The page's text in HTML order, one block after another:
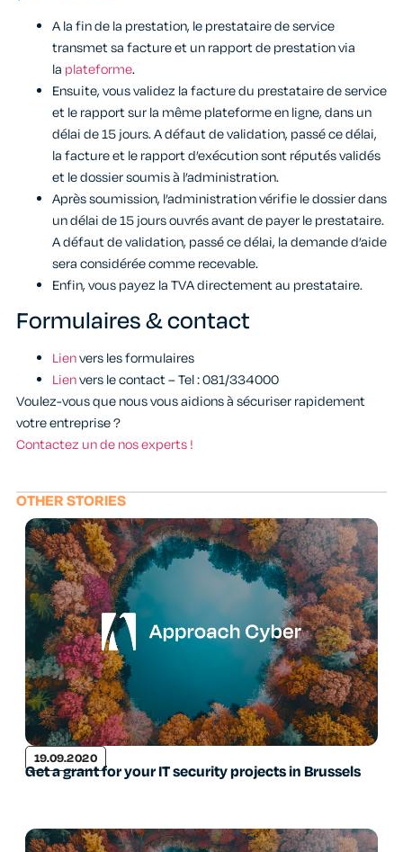
A la fin de la prestation, le prestataire de service
transmet sa facture et un rapport de prestation via
la plateforme.
Ensuite, vous validez la facture du prestataire de service
et le rapport sur la même plateforme en ligne, dans un
délai de 15 jours. A défaut de validation, passé ce délai,
la facture et le rapport d’exécution sont réputés validés
et le dossier soumis à l’administration.
Après soumission, l’administration vérifie le dossier dans
un délai de 15 jours ouvrés avant de payer le prestataire.
A défaut de validation, passé ce délai, la demande d’aide
sera considérée comme recevable.
Enfin, vous payez la TVA directement au prestataire.
Formulaires & contact
Lienvers les formulaires
Lienvers le contact – Tel : 081/334000
Voulez-vous que nous vous aidions à sécuriser rapidement
votre entreprise ?
Contactez un de nos experts !
OTHER STORIES
19.09.2020
Get a grant for your IT security projects in Brussels